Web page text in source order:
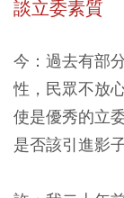
談立委素質
今：過去有部
性，民眾不放
使是優秀的立
是否該引進影